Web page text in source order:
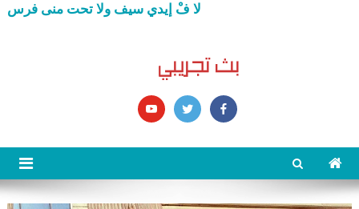
لا فْ إيدي سيف ولا تحت منى فرس